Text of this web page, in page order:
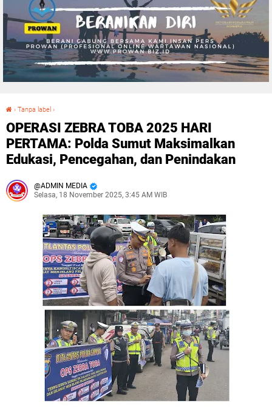
› Tanpa label ›
OPERASI ZEBRA TOBA 2025 HARI
PERTAMA: Polda Sumut Maksimalkan
Edukasi, Pencegahan, dan Penindakan
ADMIN MEDIA
Selasa, 18 November 2025, 3:45 AM WIB